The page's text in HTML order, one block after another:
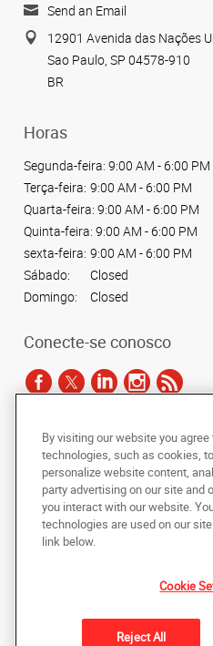
Send an Email
12901 Avenida das Nações
Sao Paulo, SP 04578-910
BR
Horas
Segunda-feira: 9:00 AM - 6:00 PM
Terça-feira: 9:00 AM - 6:00 PM
Quarta-feira: 9:00 AM - 6:00 PM
Quinta-feira: 9:00 AM - 6:00 PM
sexta-feira: 9:00 AM - 6:00 PM
Sábado:
Closed
Domingo:
Closed
Conecte-se conosco
Copyright © 2024 AlphaGraphics
reservados.
Back to Top
De acordo com as leis de direitos
copiada, fotocopiada, reproduzida,
eletrônico ou forma legível por
consentimento prévio por escrito da
By visiting our website you
technologies, such as cookies,
personalize website content,
party advertising on our site and
you interact with our website.
technologies are used on our
link below.
Cookie
Reject All